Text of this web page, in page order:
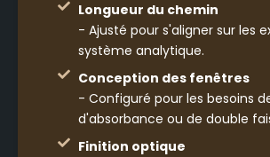
Longueur du chemin
- Ajusté pour s'aligner sur les
système analytique.
Conception des fenêtres
- Configuré pour les besoins
d'absorbance ou de double
Finition optique